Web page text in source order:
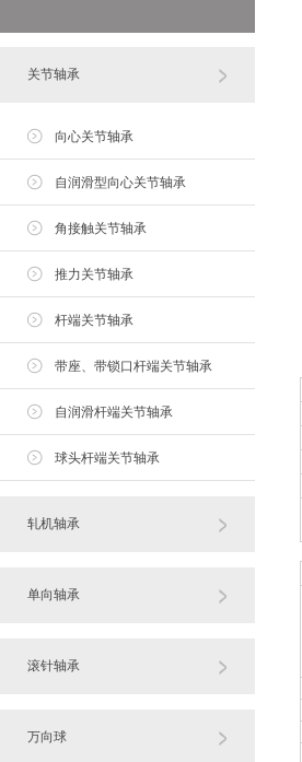
关节轴承
向心关节轴承
自润滑型向心关节轴承
角接触关节轴承
推力关节轴承
杆端关节轴承
带座、带锁口杆端关节轴承
自润滑杆端关节轴承
球头杆端关节轴承
轧机轴承
单向轴承
滚针轴承
万向球